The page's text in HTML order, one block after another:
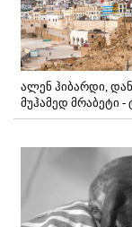
ალენ ჰიბარდი,
მუჰამედ მრაბეტი